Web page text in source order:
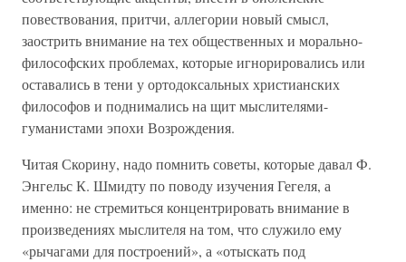
повествования, притчи, аллегории новый смысл,
заострить внимание на тех общественных и морально-
философских проблемах, которые игнорировались или
оставались в тени у ортодоксальных христианских
философов и поднимались на щит мыслителями-
гуманистами эпохи Возрождения.
Читая Скорину, надо помнить советы, которые давал Ф.
Энгельс К. Шмидту по поводу изучения Гегеля, а
именно: не стремиться концентрировать внимание в
произведениях мыслителя на том, что служило ему
«рычагами для построений», а «отыскать под